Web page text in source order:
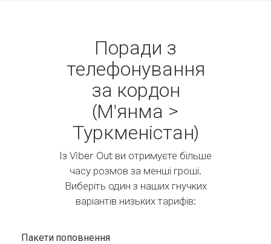
Поради з
телефонування
за кордон
(М'янма >
Туркменістан)
Із Viber Out ви отримуєте більше
часу розмов за менші гроші.
Виберіть один з наших гнучких
варіантів низьких тарифів:
Пакети поповнення